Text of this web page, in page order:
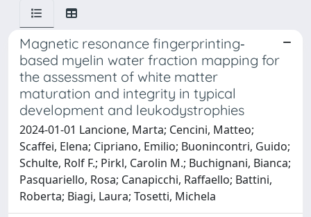
Magnetic resonance fingerprinting‐
based myelin water fraction mapping for
the assessment of white matter
maturation and integrity in typical
development and leukodystrophies
2024-01-01 Lancione, Marta; Cencini, Matteo;
Scaffei, Elena; Cipriano, Emilio; Buonincontri, Guido;
Schulte, Rolf F.; Pirkl, Carolin M.; Buchignani, Bianca;
Pasquariello, Rosa; Canapicchi, Raffaello; Battini,
Roberta; Biagi, Laura; Tosetti, Michela